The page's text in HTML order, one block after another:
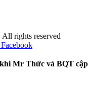
rights reserved
Facebook
Mr Thức và BQT cập